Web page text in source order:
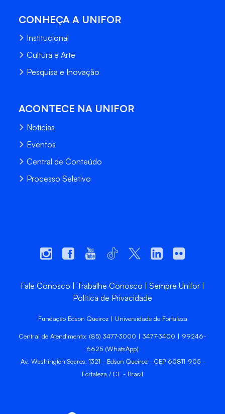
CONHEÇA A UNIFOR
Institucional
Cultura e Arte
Pesquisa e Inovação
ACONTECE NA UNIFOR
Notícias
Eventos
Central de Conteúdo
Processo Seletivo
Fale Conosco Trabalhe Conosco
Sempre Unifor
Política de Privacidade
Fundação Edson Queiroz | Universidade de Fortaleza
Central de Atendimento: (85) 3477-3000 | 3477-3400 | 99246-
6625 (WhatsApp)
Av. Washington Soares, 1321 - Edson Queiroz - CEP 60811-905 -
Fortaleza / CE - Brasil